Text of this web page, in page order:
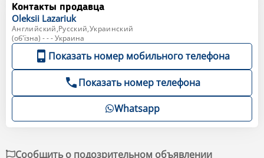
Контакты продавца
Oleksii Lazariuk
Английский,Русский,Украинский
(об'їзна) - - - Украина
Показать номер мобильного телефона
Показать номер телефона
Whatsapp
Сообщить о подозрительном объявлении